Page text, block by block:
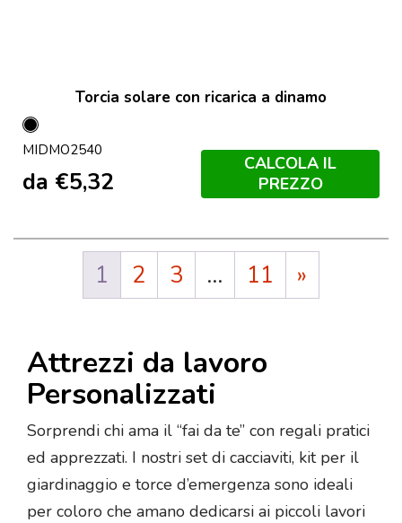
Torcia solare con ricarica a dinamo
Nero
MIDMO2540
da €5,32
CALCOLA IL
PREZZO
1 2 3 … 11 »
Attrezzi da lavoro
Personalizzati
Sorprendi chi ama il “fai da te” con regali pratici
ed apprezzati. I nostri set di cacciaviti, kit per il
giardinaggio e torce d’emergenza sono ideali
per coloro che amano dedicarsi ai piccoli lavori